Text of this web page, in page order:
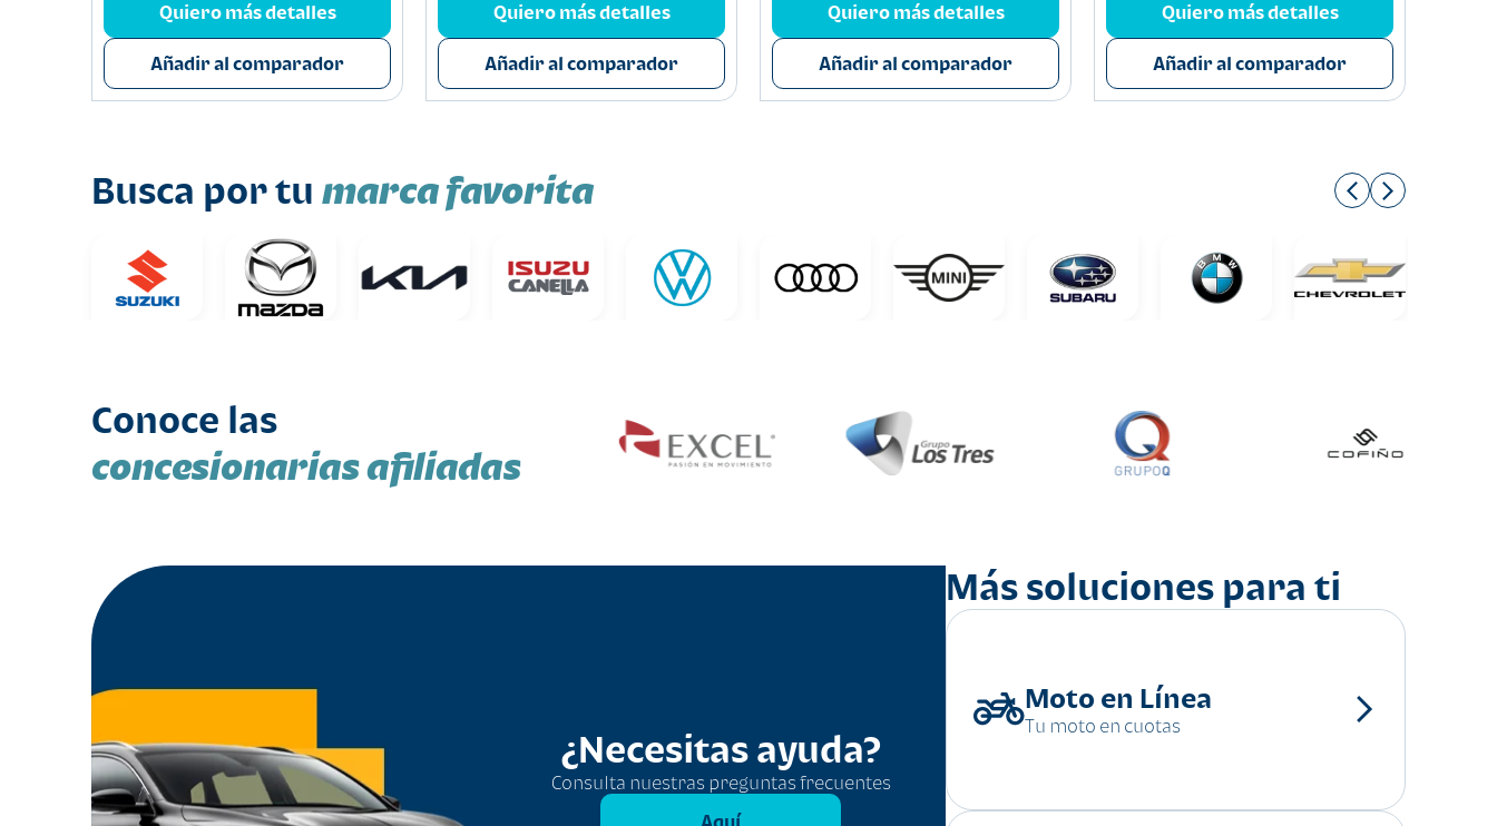
Quiero más detalles
Añadir al comparador
Quiero más detalles
Añadir al comparador
Quiero más detalles
Añadir al comparador
Quiero más detalles
Añadir al comparador
Busca por tu marca favorita
Conoce las
concesionarias afiliadas
¿Necesitas ayuda?
Consulta nuestras preguntas frecuentes
Aquí
Más soluciones para ti
Moto en Línea
Tu moto en cuotas